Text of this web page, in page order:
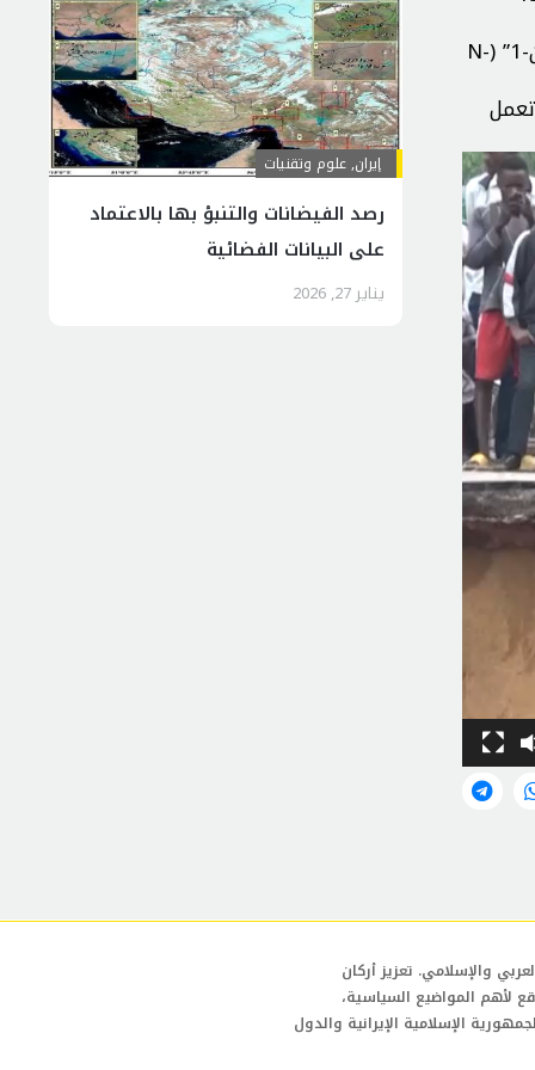
واجتاحت الفيضانات شوارع في منطقة غومبيه الراقية التي تضم وزارات وسفارات، كما غمرت المياه الطريق السريع “إن-1” (N-
إيران,علوم وتقنيات
رصد الفيضانات والتنبؤ بها بالاعتماد
على البيانات الفضائية
يناير 27, 2026
والإسلامي. تعزيز أركان
لأهم المواضيع السياسية،
الإسلامية الإيرانية والدول